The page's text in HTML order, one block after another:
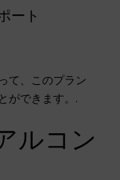
ート
て、このプラン
ができます。.
ルコン